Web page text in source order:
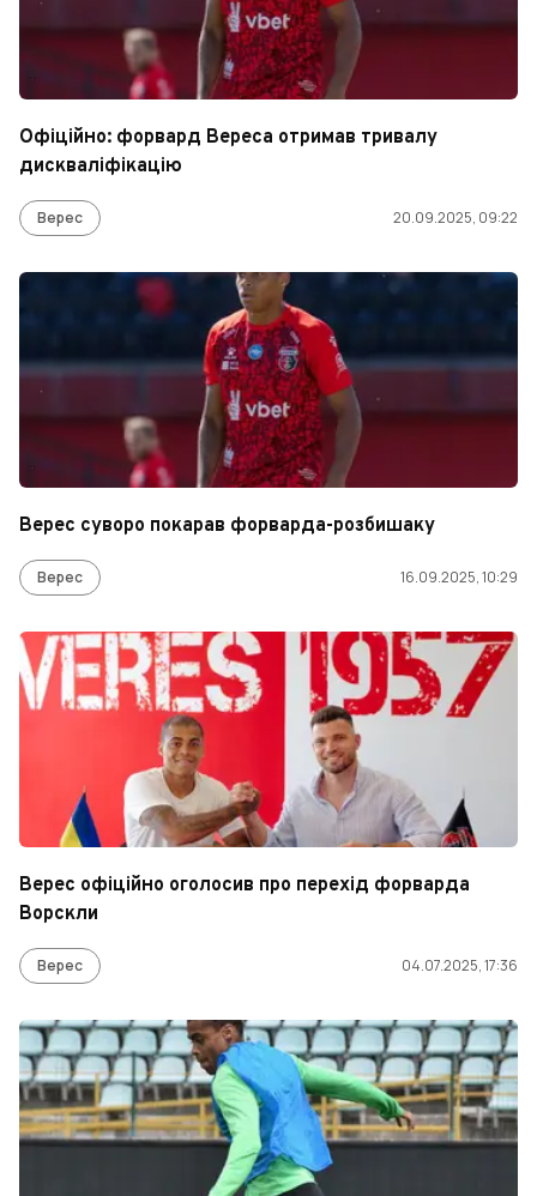
Офіційно: форвард Вереса отримав тривалу
дискваліфікацію
Верес 20.09.2025, 09:22
Верес суворо покарав форварда-розбишаку
Верес 16.09.2025, 10:29
Верес офіційно оголосив про перехід форварда
Ворскли
Верес 04.07.2025, 17:36